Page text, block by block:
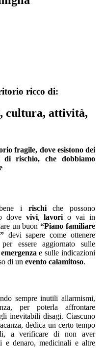
ricco di:
cultura, attività,
fragile, dove esistono dei
rischio, che dobbiamo
i rischiche possono
dove vivi,lavori o vai in
un buon“Piano familiare
devi sapere come ottenere
essere aggiornato sulle
emergenza e sulle indicazioni
di un evento calamitoso.
sempre inutili allarmismi,
per poterla affrontare
inevitabili disagi. Ciascuno
dedica un certo tempo
a verificare di non aver
e denaro, medicinali e altre